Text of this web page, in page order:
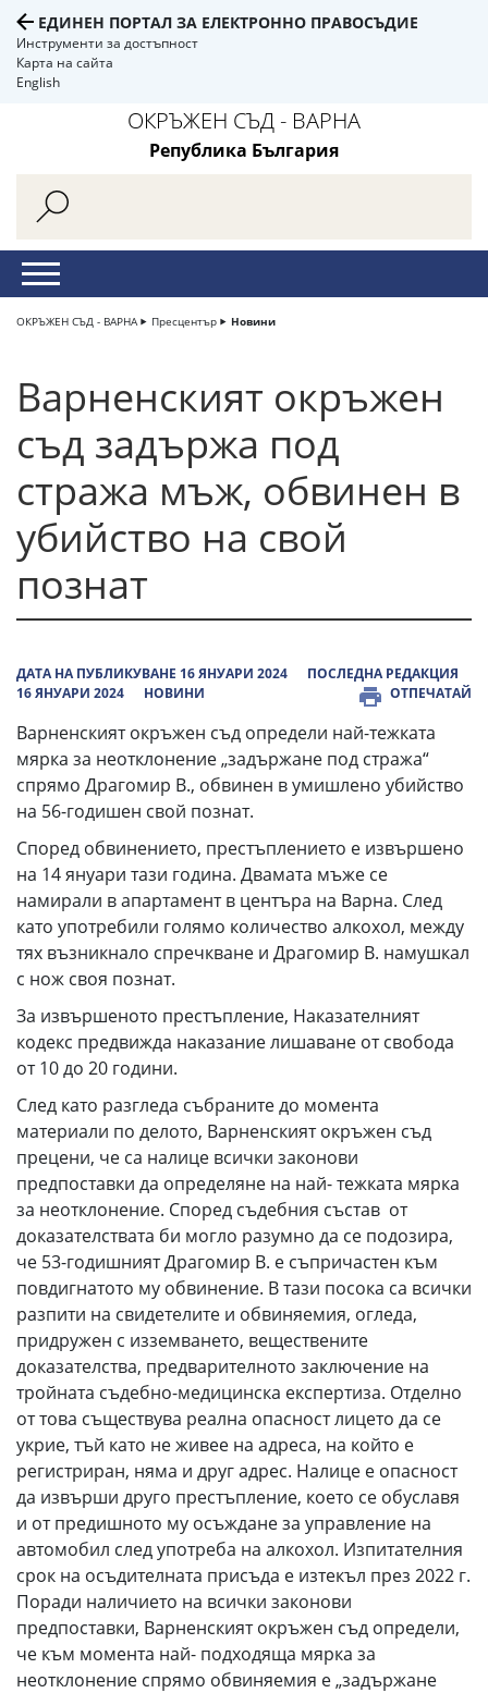
ЕДИНЕН ПОРТАЛ ЗА ЕЛЕКТРОННО ПРАВОСЪДИЕ
Инструменти за достъпност
Карта на сайта
English
ОКРЪЖЕН СЪД - ВАРНА
Република България
ОКРЪЖЕН СЪД - ВАРНА Пресцентър Новини
Варненският окръжен
съд задържа под
стража мъж, обвинен в
убийство на свой
познат
ДАТА НА ПУБЛИКУВАНЕ 16 ЯНУАРИ 2024
ПОСЛЕДНА РЕДАКЦИЯ
16 ЯНУАРИ 2024
НОВИНИ ОТПЕЧАТАЙ
Варненският окръжен съд определи най-тежката
мярка за неотклонение „задържане под стража“
спрямо Драгомир В., обвинен в умишлено убийство
на 56-годишен свой познат.
Според обвинението, престъплението е извършено
на 14 януари тази година. Двамата мъже се
намирали в апартамент в центъра на Варна. След
като употребили голямо количество алкохол, между
тях възникнало спречкване и Драгомир В. намушкал
с нож своя познат.
За извършеното престъпление, Наказателният
кодекс предвижда наказание лишаване от свобода
от 10 до 20 години.
След като разгледа събраните до момента
материали по делото, Варненският окръжен съд
прецени, че са налице всички законови
предпоставки да определяне на най- тежката мярка
за неотклонение. Според съдебния състав от
доказателствата би могло разумно да се подозира,
че 53-годишният Драгомир В. е съпричастен към
повдигнатото му обвинение. В тази посока са всички
разпити на свидетелите и обвиняемия, огледа,
придружен с изземването, веществените
доказателства, предварителното заключение на
тройната съдебно-медицинска експертиза. Отделно
от това съществува реална опасност лицето да се
укрие, тъй като не живее на адреса, на който е
регистриран, няма и друг адрес. Налице е опасност
да извърши друго престъпление, което се обуславя
и от предишното му осъждане за управление на
автомобил след употреба на алкохол. Изпитателния
срок на осъдителната присъда е изтекъл през 2022 г.
Поради наличието на всички законови
предпоставки, Варненският окръжен съд определи,
че към момента най- подходяща мярка за
неотклонение спрямо обвиняемия е „задържане